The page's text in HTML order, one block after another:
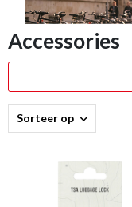
Accessories
Sorteer op